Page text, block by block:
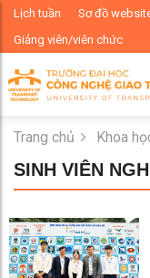
Lịch tuần Sơ đồ
Giảng viên/viên chức
Trang chủ Khoa
SINH VIÊN